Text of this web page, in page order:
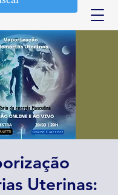
Uterinas: